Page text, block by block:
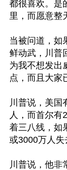
都很喜欢。是
里，而愿意整
当被问道，如
鲜动武，川普
为我不想发出
点，而且大家
川普说，美国
人，而首尔有
着三八线，如
或3000万人失
川普说，他非